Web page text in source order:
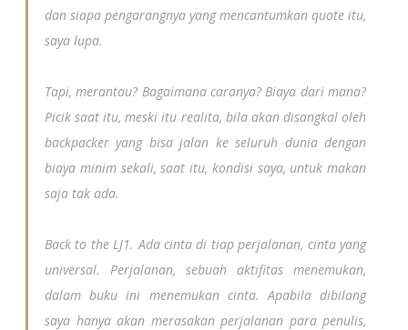
dan siapa pengarangnya yang mencantumkan quote itu,
saya lupa.
Tapi, merantau? Bagaimana caranya? Biaya dari mana?
Picik saat itu, meski itu realita, bila akan disangkal oleh
backpacker yang bisa jalan ke seluruh dunia dengan
biaya minim sekali, saat itu, kondisi saya, untuk makan
saja tak ada.
Back to the LJ1. Ada cinta di tiap perjalanan, cinta yang
universal. Perjalanan, sebuah aktifitas menemukan,
dalam buku ini menemukan cinta. Apabila dibilang
saya hanya akan merasakan perjalanan para penulis,